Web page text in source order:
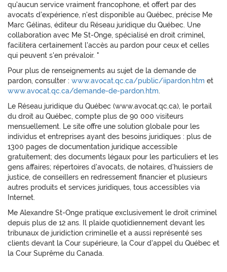
qu'aucun service vraiment francophone, et offert par des
avocats d'expérience, n'est disponible au Québec, précise Me
Marc Gélinas, éditeur du Réseau juridique du Québec. Une
collaboration avec Me St-Onge, spécialisé en droit criminel,
facilitera certainement l'accès au pardon pour ceux et celles
qui peuvent s'en prévaloir. "
Pour plus de renseignements au sujet de la demande de
pardon, consulter : www.avocat.qc.ca/public/iipardon.htm et
www.avocat.qc.ca/demande-de-pardon.htm.
Le Réseau juridique du Québec (www.avocat.qc.ca), le portail
du droit au Québec, compte plus de 90 000 visiteurs
mensuellement. Le site offre une solution globale pour les
individus et entreprises ayant des besoins juridiques : plus de
1300 pages de documentation juridique accessible
gratuitement; des documents légaux pour les particuliers et les
gens affaires; répertoires d'avocats, de notaires, d'huissiers de
justice, de conseillers en redressement financier et plusieurs
autres produits et services juridiques, tous accessibles via
Internet.
Me Alexandre St-Onge pratique exclusivement le droit criminel
depuis plus de 12 ans. Il plaide quotidiennement devant les
tribunaux de juridiction criminelle et a aussi représenté ses
clients devant la Cour supérieure, la Cour d'appel du Québec et
la Cour Suprême du Canada.